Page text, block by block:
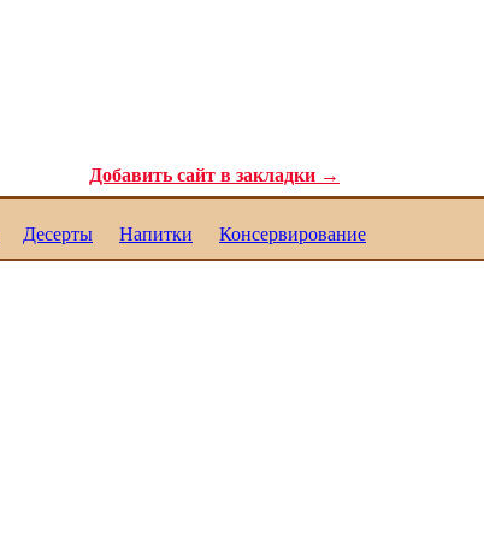
Добавить сайт в закладки →
Десерты Напитки Консервирование